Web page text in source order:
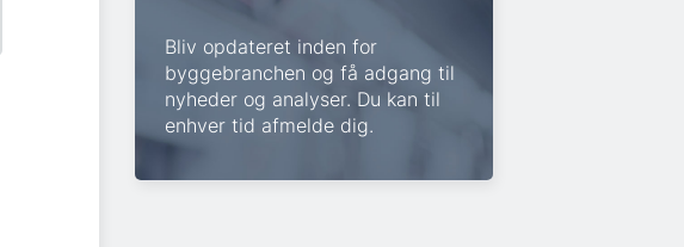
Bliv opdateret inden for
byggebranchen og få adgang til
nyheder og analyser. Du kan til
enhver tid afmelde dig.